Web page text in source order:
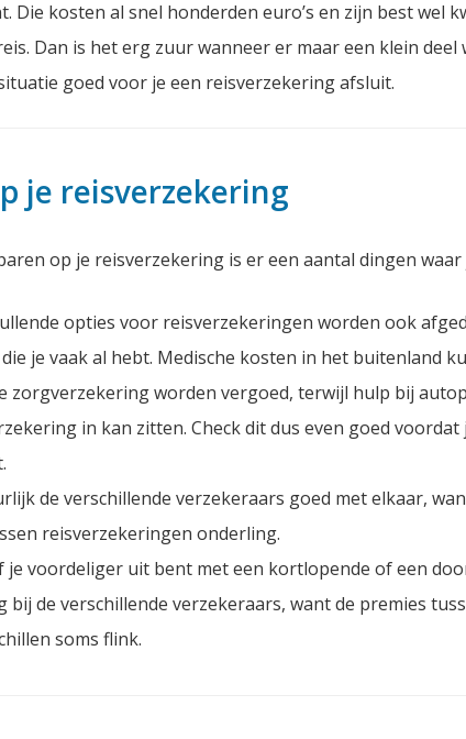
Die kosten al snel honderden euro’s en zijn best wel
Dan is het erg zuur wanneer er maar een klein deel
goed voor je een reisverzekering afsluit.
je reisverzekering
op je reisverzekering is er een aantal dingen
opties voor reisverzekeringen worden ook
je vaak al hebt. Medische kosten in het buitenland
zorgverzekering worden vergoed, terwijl hulp bij
in kan zitten. Check dit dus even goed
de verschillende verzekeraars goed met elkaar,
reisverzekeringen onderling.
je voordeliger uit bent met een kortlopende of een
bij de verschillende verzekeraars, want de premies
soms flink.